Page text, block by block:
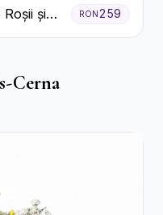
și
RON259
Cerna